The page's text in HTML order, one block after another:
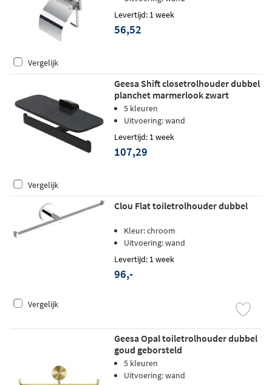
Levertijd: 1 week
56,52
Vergelijk
Geesa Shift closetrolhouder dubbel
planchet marmerlook zwart
5 kleuren
Uitvoering: wand
Levertijd: 1 week
107,29
Vergelijk
Clou Flat toiletrolhouder dubbel
Kleur: chroom
Uitvoering: wand
Levertijd: 1 week
96,-
Vergelijk
Geesa Opal toiletrolhouder dubbel
goud geborsteld
5 kleuren
Uitvoering: wand